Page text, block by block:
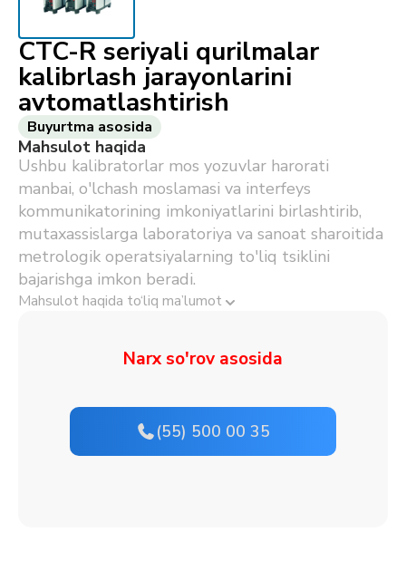
CTC-R seriyali qurilmalar
kalibrlash jarayonlarini
avtomatlashtirish
Buyurtma asosida
Mahsulot haqida
Ushbu kalibratorlar mos yozuvlar harorati
manbai, o'lchash moslamasi va interfeys
kommunikatorining imkoniyatlarini birlashtirib,
mutaxassislarga laboratoriya va sanoat sharoitida
metrologik operatsiyalarning to'liq tsiklini
bajarishga imkon beradi.
Mahsulot haqida to‘liq ma’lumot
Narx so'rov asosida
(55) 500 00 35